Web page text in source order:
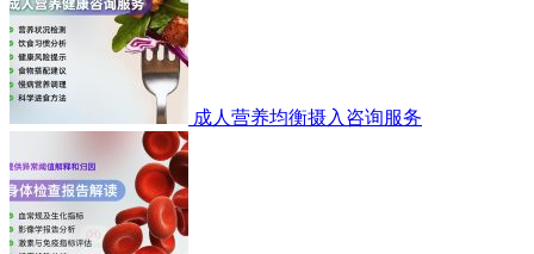
成人营养均衡摄入咨询服务